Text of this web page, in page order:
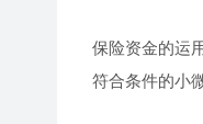
保险资金的运
符合条件的小